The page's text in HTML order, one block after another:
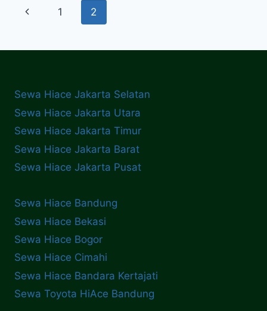
CAR
RENTAL
Page
Previous
1 2
Sewa Hiace Jakarta Selatan
Sewa Hiace Jakarta Utara
Sewa Hiace Jakarta Timur
Sewa Hiace Jakarta Barat
Sewa Hiace Jakarta Pusat
Sewa Hiace Bandung
Sewa Hiace Bekasi
Sewa Hiace Bogor
Sewa Hiace Cimahi
Sewa Hiace Bandara Kertajati
Sewa Toyota HiAce Bandung